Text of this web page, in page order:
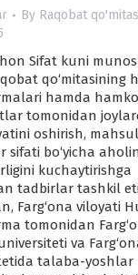
By Raqobat
Sifat kuni
qo‘mitasining
hamda
tomonidan
oshirish,
sifati bo‘yicha
kuchaytirishga
tadbirlar tashkil
Farg‘ona viloyati
tomonidan
va
talaba-yoshlar